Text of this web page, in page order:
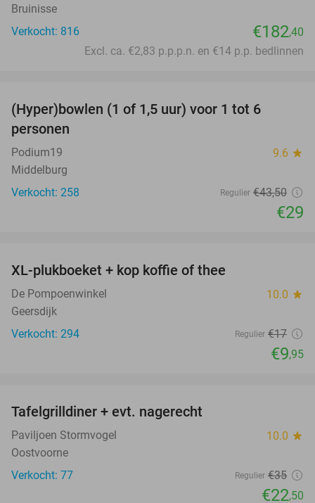
Bruinisse
Verkocht: 816
€182,40
Excl. ca. €2,83 p.p.p.n. en €14 p.p. bedlinnen
(Hyper)bowlen (1 of 1,5 uur) voor 1 tot 6
personen
Podium19 9.6 star
Middelburg
Verkocht: 258
Regulier €43,50
€29
XL-plukboeket + kop koffie of thee
De Pompoenwinkel 10.0 star
Geersdijk
Verkocht: 294
Regulier €17
€9,95
Tafelgrilldiner + evt. nagerecht
Paviljoen Stormvogel 10.0 star
Oostvoorne
Verkocht: 77
Regulier €35
€22,50